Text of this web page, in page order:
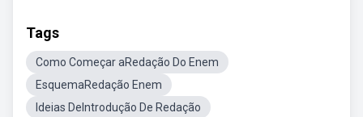
Tags
Como Começar aRedação Do Enem
EsquemaRedação Enem
Ideias DeIntrodução De Redação